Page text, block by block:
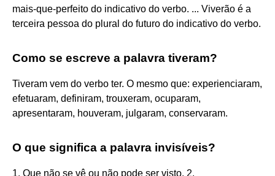
mais-que-perfeito do indicativo do verbo. ... Viverão é a
terceira pessoa do plural do futuro do indicativo do verbo.
Como se escreve a palavra tiveram?
Tiveram vem do verbo ter. O mesmo que: experienciaram,
efetuaram, definiram, trouxeram, ocuparam,
apresentaram, houveram, julgaram, conservaram.
O que significa a palavra invisíveis?
1. Que não se vê ou não pode ser visto. 2.